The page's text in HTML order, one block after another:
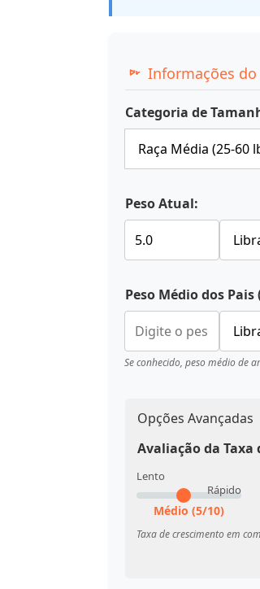
Informações
Categoria de
Peso Atual:
Peso Médio dos
Se conhecido, peso médio de
Opções Avançadas
Avaliação da Taxa
Lento
Rápido
Médio (5/10)
Taxa de crescimento em